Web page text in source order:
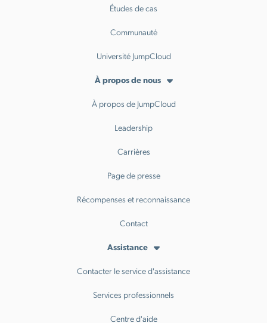
Études de cas
Communauté
Université JumpCloud
À propos de nous
À propos de JumpCloud
Leadership
Carrières
Page de presse
Récompenses et reconnaissance
Contact
Assistance
Contacter le service d'assistance
Services professionnels
Centre d'aide